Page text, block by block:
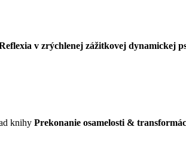
v zrýchlenej zážitkovej dynamickej
knihy Prekonanie osamelosti &